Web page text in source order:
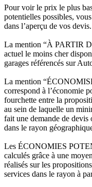
Pour voir le prix le plus
potentielles possibles,
dans l’aperçu de vos devis.
La mention “À PARTIR
actuel le moins cher
garages référencés sur
La mention
correspond à l’économie
fourchette entre la
au sein de laquelle un
fait une demande de devis
dans le rayon
Les ÉCONOMIES
calculés grâce à une
réalisés sur les
services dans le rayon à